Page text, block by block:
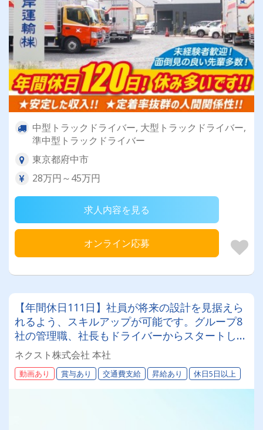
中型トラックドライバー, 大型トラックドライバー,
準中型トラックドライバー
東京都府中市
28万円～45万円
求人内容を見る
オンライン応募
【年間休日111日】社員が将来の設計を見据えら
れるよう、スキルアップが可能です。グループ8
社の管理職、社長もドライバーからスタートした
メンバーです！また、それぞれ個人に合った働き
方（週休2日or1日など）もご相談ください。
ネクスト株式会社 本社
動画あり 賞与あり 交通費支給 昇給あり 休日5日以上